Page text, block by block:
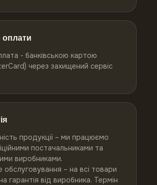
оплати
- банківською картою
через захищений сервіс
продукції – ми працюємо
постачальниками та
виробниками.
обслуговування – на всі товари
гарантія від виробника. Термін